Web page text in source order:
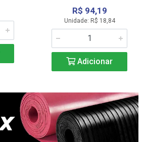
R$ 94,19
Unidade: R$ 18,84
Adicionar